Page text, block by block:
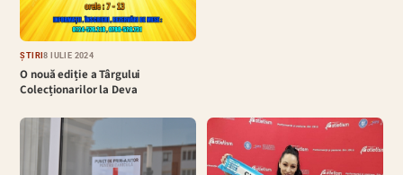
ȘTIRI8 IULIE 2024
O nouă ediție a Târgului
Colecționarilor la Deva